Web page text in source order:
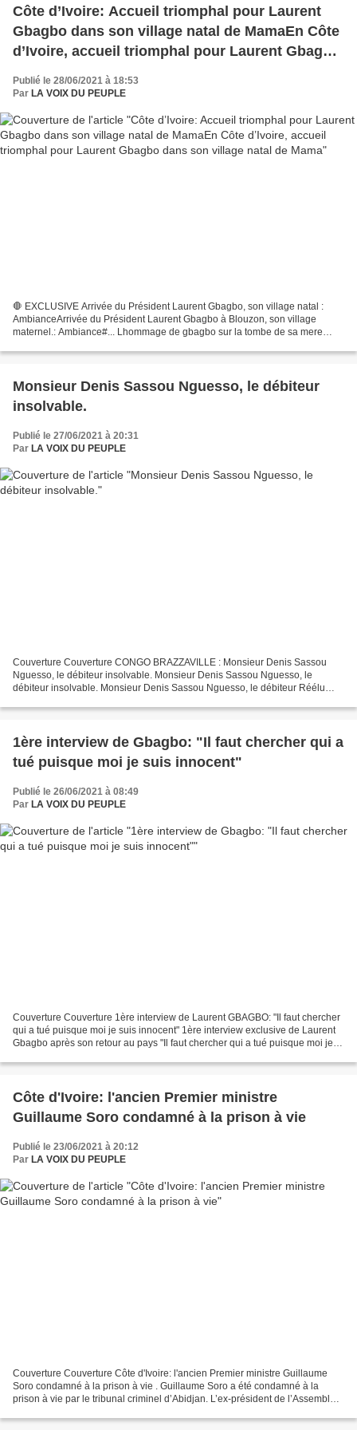
Côte d’Ivoire: Accueil triomphal pour Laurent
Gbagbo dans son village natal de MamaEn Côte
d’Ivoire, accueil triomphal pour Laurent Gbagbo
Publié le 28/06/2021 à 18:53
Par LA VOIX DU PEUPLE
🛑 EXCLUSIVE Arrivée du Président Laurent Gbagbo, son village natal :
AmbianceArrivée du Président Laurent Gbagbo à Blouzon, son village
maternel.: Ambiance#... Lhommage de gbagbo sur la tombe de sa mere
Monsieur Denis Sassou Nguesso, le débiteur
insolvable.
Publié le 27/06/2021 à 20:31
Par LA VOIX DU PEUPLE
Couverture Couverture CONGO BRAZZAVILLE : Monsieur Denis Sassou
Nguesso, le débiteur insolvable. Monsieur Denis Sassou Nguesso, le
débiteur insolvable. Monsieur Denis Sassou Nguesso, le débiteur Réélu
1ère interview de Gbagbo: "Il faut chercher qui a
tué puisque moi je suis innocent"
Publié le 26/06/2021 à 08:49
Par LA VOIX DU PEUPLE
Couverture Couverture 1ère interview de Laurent GBAGBO: "Il faut chercher
qui a tué puisque moi je suis innocent" 1ère interview exclusive de Laurent
Gbagbo après son retour au pays "Il faut chercher qui a tué puisque moi je
Côte d'Ivoire: l'ancien Premier ministre
Guillaume Soro condamné à la prison à vie
Publié le 23/06/2021 à 20:12
Par LA VOIX DU PEUPLE
Couverture Couverture Côte d'Ivoire: l'ancien Premier ministre Guillaume
Soro condamné à la prison à vie . Guillaume Soro a été condamné à la
prison à vie par le tribunal criminel d’Abidjan. L’ex-président de l’Assemblée